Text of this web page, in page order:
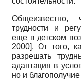
Общеизвестно,
трудности и
еще в детском
2000]. От того,
разрешать
адаптация в
но и